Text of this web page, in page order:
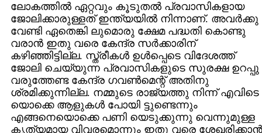
ലോകത്തില്‍ ഏറ്റവും കൂടുതല്‍ പ്രവാസികളായ
ജോലിക്കാരുള്ളത് ഇന്ത്യയില്‍ നിന്നാണ്. അവര്‍ക്കു
വേണ്ടി ഏതെങ്കി ലുമൊരു ക്ഷേമ പദ്ധതി കൊണ്ടു
വരാന്‍ ഇതു വരെ കേന്ദ്ര സര്‍ക്കാരിന്
കഴിഞ്ഞിട്ടില്ല. സ്ത്രീകള്‍ ഉള്‍പ്പെടെ വിദേശത്ത്
ജോലി ചെയ്യുന്ന പ്രവാസികളുടെ സുരക്ഷ ഉറപ്പു
വരുത്തേണ്ട കേന്ദ്ര ഗവണ്‍മെന്റ് അതിനു
ശ്രമിക്കുന്നില്ല. നമ്മുടെ രാജ്യത്തു നിന്ന് എവിടെ
യൊക്കെ ആളുകള്‍ പോയി ട്ടുണ്ടെന്നും
എങ്ങനെയൊക്കെ പണി യെടുക്കുന്നു വെന്നുമുള്ള
കൃത്യമായ വിവരമൊന്നും ഇതു വരെ ശേഖരിക്കാന്‍